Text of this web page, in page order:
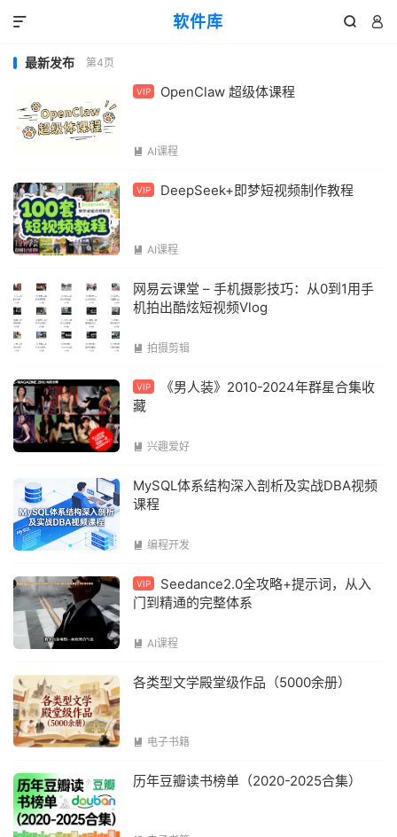
软件库  

最新发布 第4页
VIP OpenClaw 超级体课程
 AI课程
VIP DeepSeek+即梦短视频制作教程
 AI课程
网易云课堂 – 手机摄影技巧：从0到1用手
机拍出酷炫短视频Vlog
 拍摄剪辑
VIP
《男人装》2010-2024年群星合集收
藏
 兴趣爱好
MySQL体系结构深入剖析及实战DBA视频
课程
 编程开发
VIP
Seedance2.0全攻略+提示词，从入
门到精通的完整体系
 AI课程
各类型文学殿堂级作品（5000余册）
 电子书籍
历年豆瓣读书榜单（2020-2025合集）